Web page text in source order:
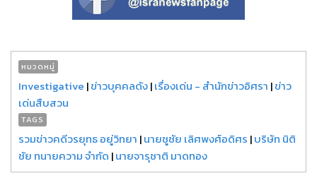
หมวดหมู่
Investigative |ข่าวบุคคลดัง|เรื่องเด่น - สำนักข่าวอิศรา |ข่าว
เด่นสืบสวน
TAGS
รวมข่าวคดีวรยุทธ อยู่วิทยา |นายชูชัย เลิศพงศ์อดิศร |บริษัท นิติ
ชัย ทนายความ จำกัด |นายจารุชาติ มาดทอง